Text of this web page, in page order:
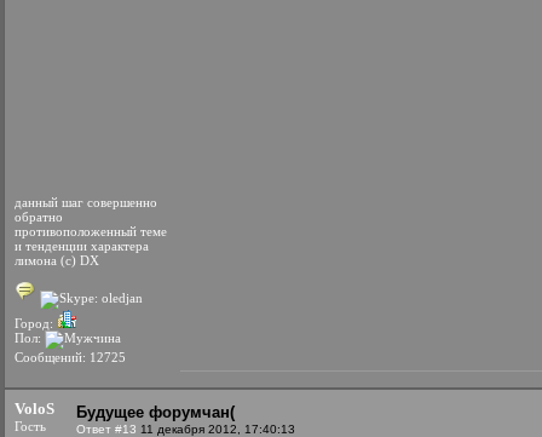
данный шаг совершенно
обратно
противоположенный теме
и тенденции характера
лимона (с) DX
Город:
Пол:
Сообщений: 12725
VoloS
Гость
Будущее форумчан(
Ответ #13 11 декабря 2012, 17:40:13